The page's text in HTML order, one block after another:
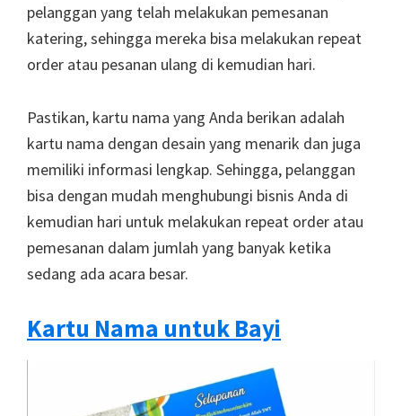
pelanggan yang telah melakukan pemesanan
katering, sehingga mereka bisa melakukan repeat
order atau pesanan ulang di kemudian hari.
Pastikan, kartu nama yang Anda berikan adalah
kartu nama dengan desain yang menarik dan juga
memiliki informasi lengkap. Sehingga, pelanggan
bisa dengan mudah menghubungi bisnis Anda di
kemudian hari untuk melakukan repeat order atau
pemesanan dalam jumlah yang banyak ketika
sedang ada acara besar.
Kartu Nama untuk Bayi